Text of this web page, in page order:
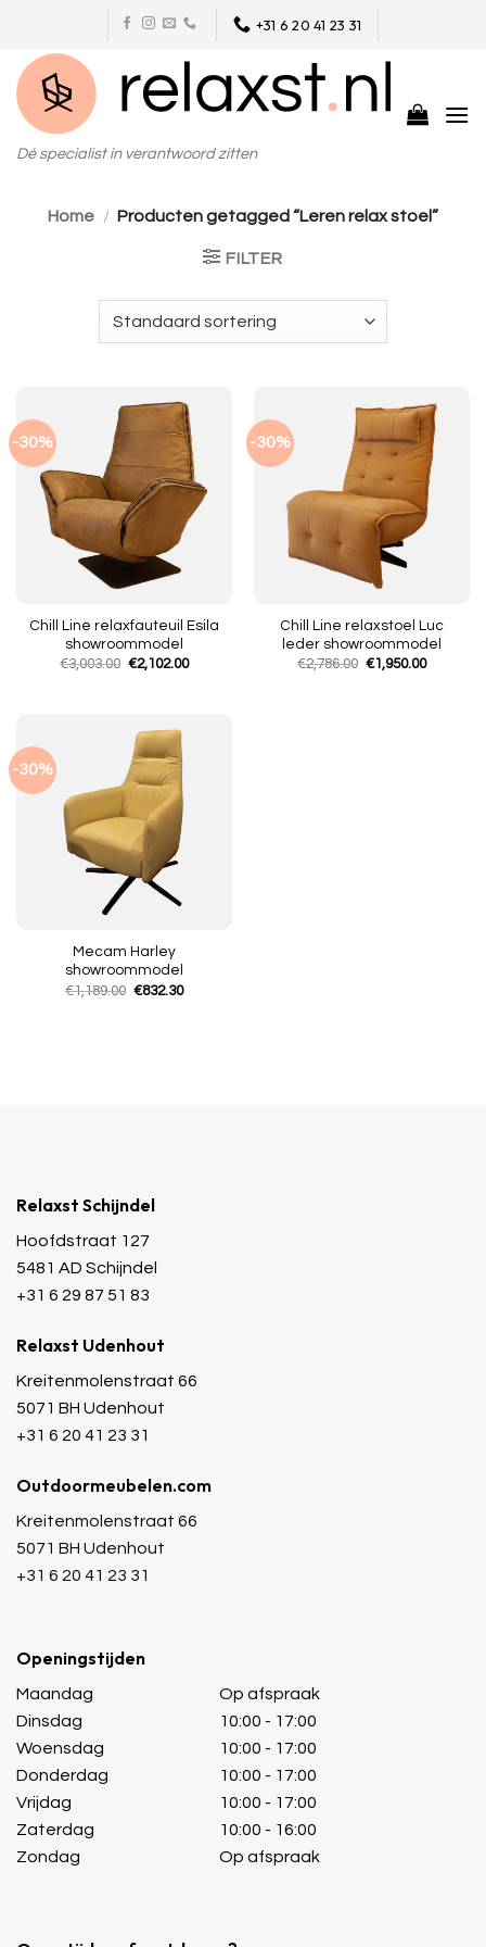
content
+31 6 20 41 23 31
Dé specialist in verantwoord zitten
Home / Producten getagged “Leren relax stoel”
FILTER
-30%
Chill Line relaxfauteuil Esila
showroommodel
€3,003.00 Oorspronkelijke
€2,102.00Huidige
-30%
Chill Line relaxstoel Luc
leder showroommodel
€2,786.00 Oorspronkelijke
€1,950.00Huidige
-30%
Mecam Harley
showroommodel
€1,189.00 Oorspronkelijke
€832.30Huidige
Relaxst Schijndel
Hoofdstraat 127
5481 AD Schijndel
+31 6 29 87 51 83
Relaxst Udenhout
Kreitenmolenstraat 66
5071 BH Udenhout
+31 6 20 41 23 31
Outdoormeubelen.com
Kreitenmolenstraat 66
5071 BH Udenhout
+31 6 20 41 23 31
Openingstijden
Maandag
Dinsdag
Woensdag
Donderdag
Vrijdag
Zaterdag
Zondag
Op afspraak
10:00 - 17:00
10:00 - 17:00
10:00 - 17:00
10:00 - 17:00
10:00 - 16:00
Op afspraak